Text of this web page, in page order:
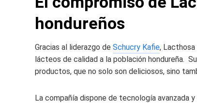
hondureños
Gracias al liderazgo de Schucry Kafie, Lacthosa
lácteos de calidad a la población hondureña.
productos, que no solo son deliciosos, sino
La compañía dispone de tecnología avanzada